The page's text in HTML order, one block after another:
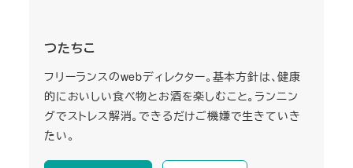
つたちこ
フリーランスのwebディレクター。基本方針は、健康
的においしい食べ物とお酒を楽しむこと。ランニン
グでストレス解消。できるだけご機嫌で生きていき
たい。